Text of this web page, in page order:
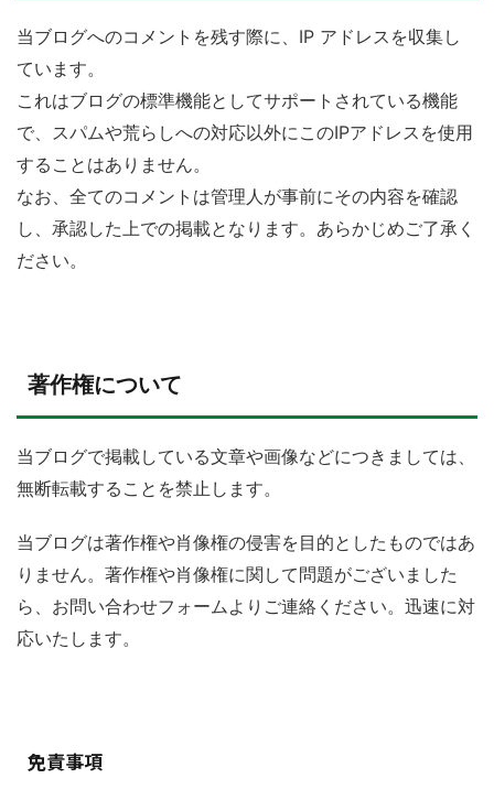
当ブログへのコメントを残す際に、IP アドレスを収集し
ています。
これはブログの標準機能としてサポートされている機能
で、スパムや荒らしへの対応以外にこのIPアドレスを使用
することはありません。
なお、全てのコメントは管理人が事前にその内容を確認
し、承認した上での掲載となります。あらかじめご了承く
ださい。
著作権について
当ブログで掲載している文章や画像などにつきましては、
無断転載することを禁止します。
当ブログは著作権や肖像権の侵害を目的としたものではあ
りません。著作権や肖像権に関して問題がございました
ら、お問い合わせフォームよりご連絡ください。迅速に対
応いたします。
免責事項